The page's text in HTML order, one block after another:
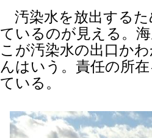
汚染水を放出するた
ているのが見える。
こが汚染水の出口か
んはいう。責任の所
ている。